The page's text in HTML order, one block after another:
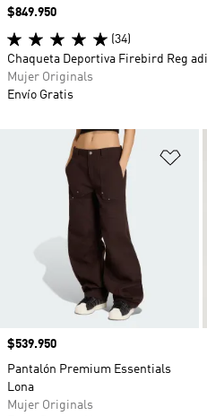
Precio
$539.950
Pantalón Premium Essentials
Lona
Mujer Originals
Precio
$849.950
(34)
Chaqueta Deportiva Firebird Reg
Mujer Originals
Envío Gratis